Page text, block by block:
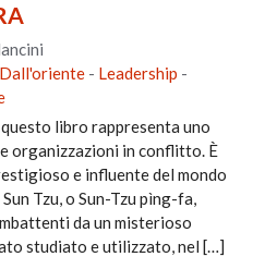
Dall'oriente - Leadership -
libro rappresenta uno
organizzazioni in conflitto. È
e influente del mondo
Tzu, o Sun-Tzu pìng-fa,
da un misterioso
studiato e utilizzato, nel […]